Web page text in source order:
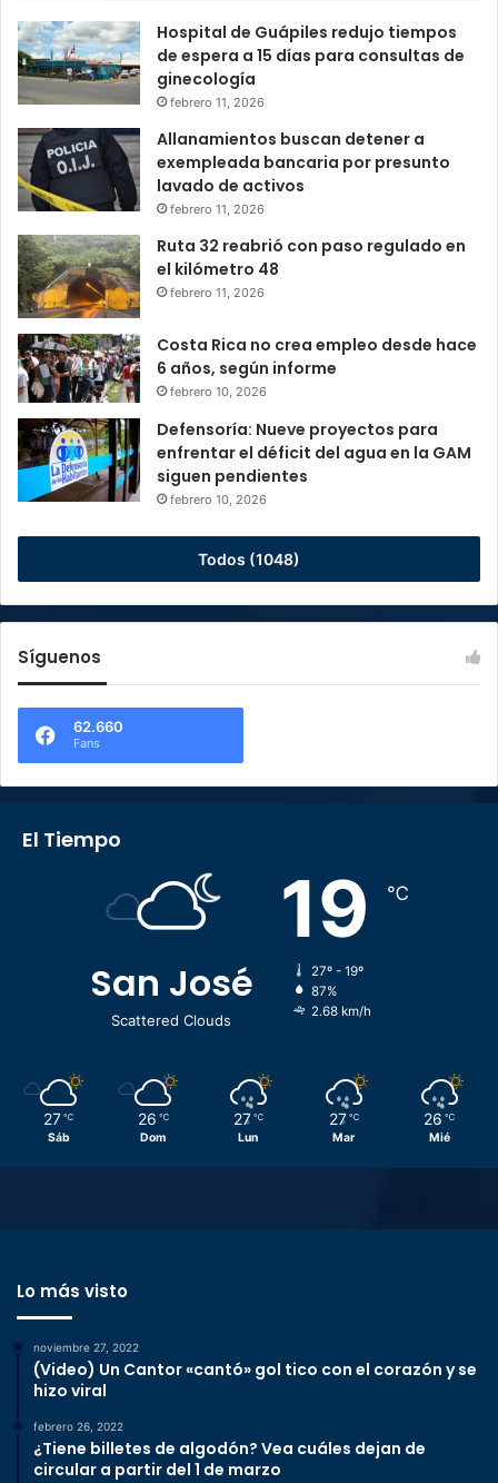
Hospital de Guápiles redujo tiempos
de espera a 15 días para consultas de
ginecología
febrero 11, 2026
Allanamientos buscan detener a
exempleada bancaria por presunto
lavado de activos
febrero 11, 2026
Ruta 32 reabrió con paso regulado en
el kilómetro 48
febrero 11, 2026
Costa Rica no crea empleo desde hace
6 años, según informe
febrero 10, 2026
Defensoría: Nueve proyectos para
enfrentar el déficit del agua en la GAM
siguen pendientes
febrero 10, 2026
Todos (1048)
Síguenos
62.660
Fans
El Tiempo
San José
Scattered Clouds
19 ℃
27º - 19º
87%
2.68 km/h
27 ℃
Sáb
26 ℃
Dom
27 ℃
Lun
27 ℃
Mar
26 ℃
Mié
Lo más visto
noviembre 27, 2022
(Video) Un Cantor «cantó» gol tico con el corazón y se
hizo viral
febrero 26, 2022
¿Tiene billetes de algodón? Vea cuáles dejan de
circular a partir del 1 de marzo